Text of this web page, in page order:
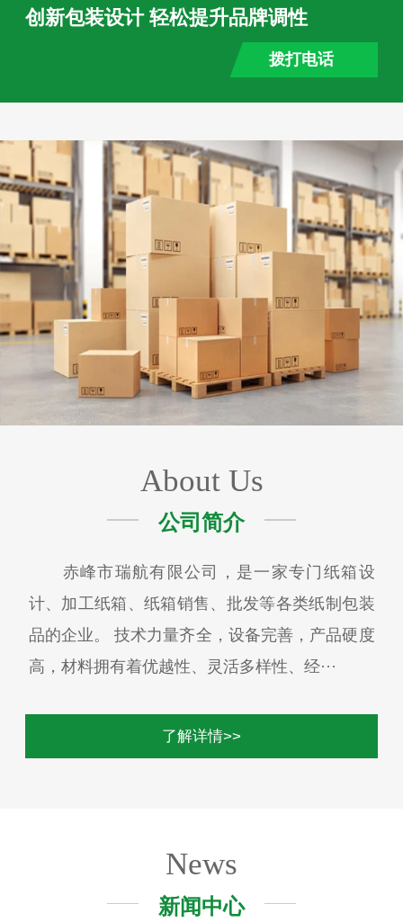
创新包装设计 轻松提升品牌调性
拨打电话
About Us
公司简介
赤峰市瑞航有限公司，是一家专门纸箱设
计、加工纸箱、纸箱销售、批发等各类纸制包装
品的企业。 技术力量齐全，设备完善，产品硬度
高，材料拥有着优越性、灵活多样性、经···
了解详情>>
News
新闻中心